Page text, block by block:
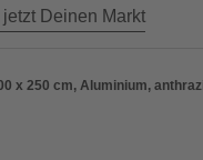
Deinen Markt
x 250 cm, Aluminium,